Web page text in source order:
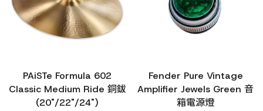
PAiSTe Formula 602
Classic Medium Ride 銅鈸
(20"/22"/24")
Fender Pure Vintage
Amplifier Jewels Green 音
箱電源燈